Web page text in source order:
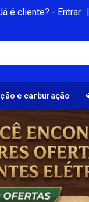
é cliente? - Entrar |
e carburação